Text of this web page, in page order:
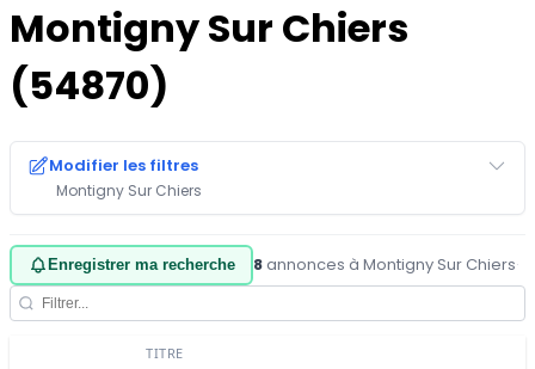
Montigny Sur Chiers
(54870)
Modifier les filtres
Montigny Sur Chiers
Enregistrer ma recherche 8annonces à Montigny Sur Chiers·
TITRE